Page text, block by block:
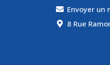
Envoyer un
8 Rue